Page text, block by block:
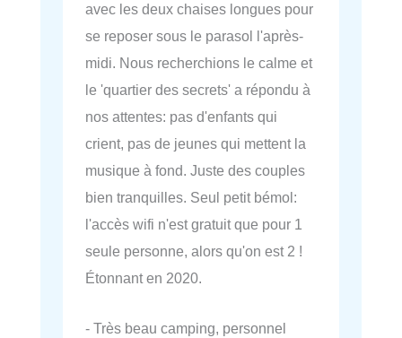
avec les deux chaises longues pour
se reposer sous le parasol l'après-
midi. Nous recherchions le calme et
le 'quartier des secrets' a répondu à
nos attentes: pas d'enfants qui
crient, pas de jeunes qui mettent la
musique à fond. Juste des couples
bien tranquilles. Seul petit bémol:
l'accès wifi n'est gratuit que pour 1
seule personne, alors qu'on est 2 !
Étonnant en 2020.
- Très beau camping, personnel